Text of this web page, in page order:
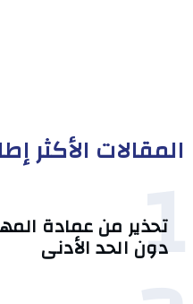
المقالات الأكثر
1
تحذير من عمادة
دون الحد الأدنى